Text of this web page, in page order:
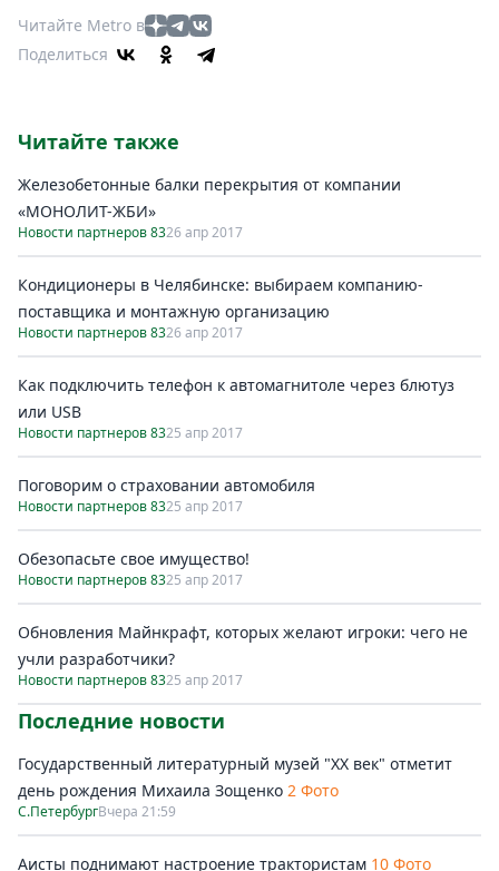
Читайте Metro в
Поделиться
Читайте также
Железобетонные балки перекрытия от компании
«МОНОЛИТ-ЖБИ»
Новости партнеров 8326 апр 2017
Кондиционеры в Челябинске: выбираем компанию-
поставщика и монтажную организацию
Новости партнеров 8326 апр 2017
Как подключить телефон к автомагнитоле через блютуз
или USB
Новости партнеров 8325 апр 2017
Поговорим о страховании автомобиля
Новости партнеров 8325 апр 2017
Обезопасьте свое имущество!
Новости партнеров 8325 апр 2017
Обновления Майнкрафт, которых желают игроки: чего не
учли разработчики?
Новости партнеров 8325 апр 2017
Последние новости
Государственный литературный музей "ХХ век" отметит
день рождения Михаила Зощенко 2 Фото
С.ПетербургВчера 21:59
Аисты поднимают настроение трактористам 10 Фото